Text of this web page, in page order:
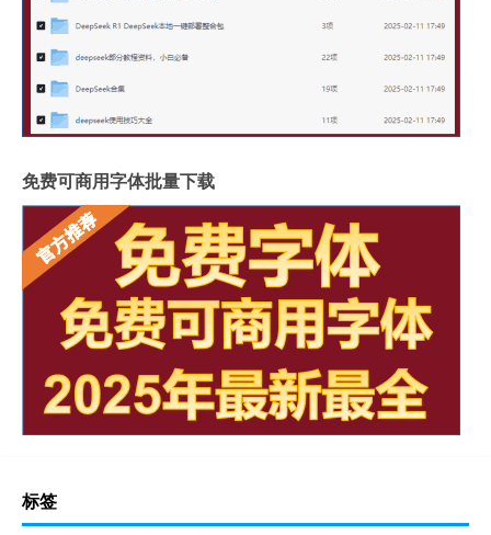
免费可商用字体批量下载
标签